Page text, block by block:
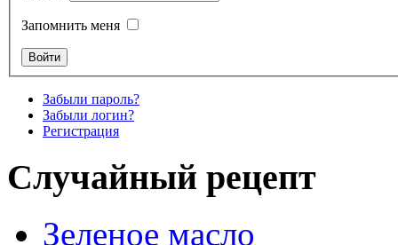
Запомнить меня
Забыли пароль?
Забыли логин?
Регистрация
Случайный рецепт
Зеленое масло